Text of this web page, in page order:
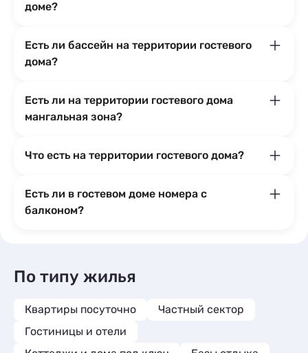
доме?
Есть ли бассейн на территории гостевого
дома?
Есть ли на территории гостевого дома
мангальная зона?
Что есть на территории гостевого дома?
Есть ли в гостевом доме номера с
балконом?
По типу жилья
Квартиры посуточно
Частный сектор
Гостиницы и отели